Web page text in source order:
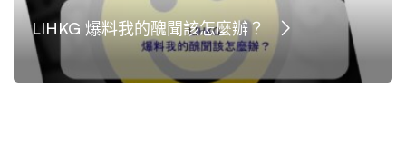
LIHKG 爆料我的醜聞該怎麼辦？